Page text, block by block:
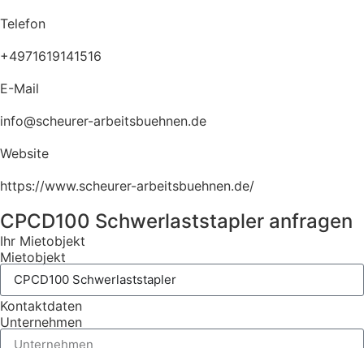
Telefon
+4971619141516
E-Mail
info@scheurer-arbeitsbuehnen.de
Website
https://www.scheurer-arbeitsbuehnen.de/
CPCD100 Schwerlaststapler anfragen
Ihr Mietobjekt
Mietobjekt
Kontaktdaten
Unternehmen